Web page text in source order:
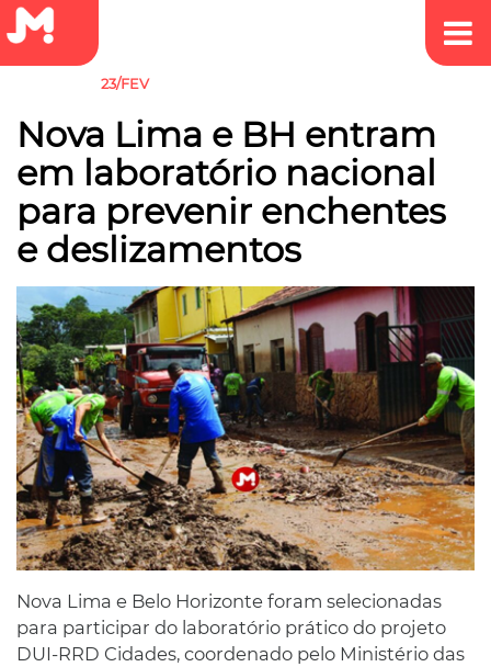
23/FEV
Nova Lima e BH entram
em laboratório nacional
para prevenir enchentes
e deslizamentos
Nova Lima e Belo Horizonte foram selecionadas
para participar do laboratório prático do projeto
DUI-RRD Cidades, coordenado pelo Ministério das